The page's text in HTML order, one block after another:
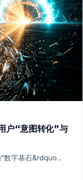
户“意图转化”与
数字基石&rdquo...